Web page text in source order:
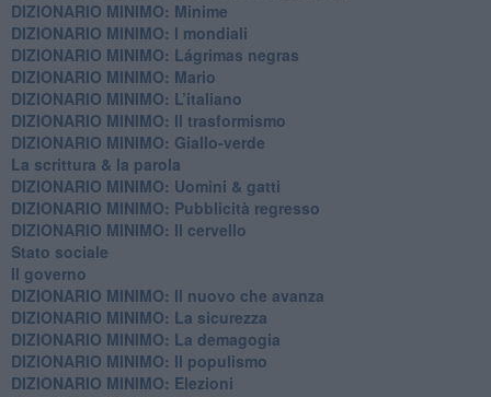
DIZIONARIO MINIMO: Minime
DIZIONARIO MINIMO: ​I mondiali
DIZIONARIO MINIMO: ​Lágrimas negras
DIZIONARIO MINIMO: Mario
DIZIONARIO MINIMO: L’italiano
DIZIONARIO MINIMO: Il trasformismo
DIZIONARIO MINIMO: Giallo-verde
La scrittura & la parola
​DIZIONARIO MINIMO: Uomini & gatti
DIZIONARIO MINIMO: ​Pubblicità regresso
DIZIONARIO MINIMO: Il cervello
Stato sociale
Il governo
DIZIONARIO MINIMO: Il nuovo che avanza
DIZIONARIO MINIMO: La sicurezza
DIZIONARIO MINIMO: La demagogia
DIZIONARIO MINIMO: Il populismo
DIZIONARIO MINIMO: Elezioni